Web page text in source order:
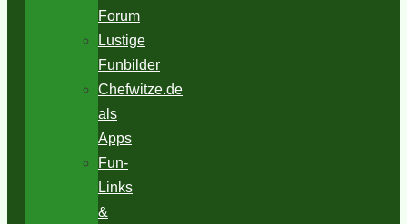
Forum
Lustige
Funbilder
Chefwitze.de
als
Apps
Fun-
Links
&